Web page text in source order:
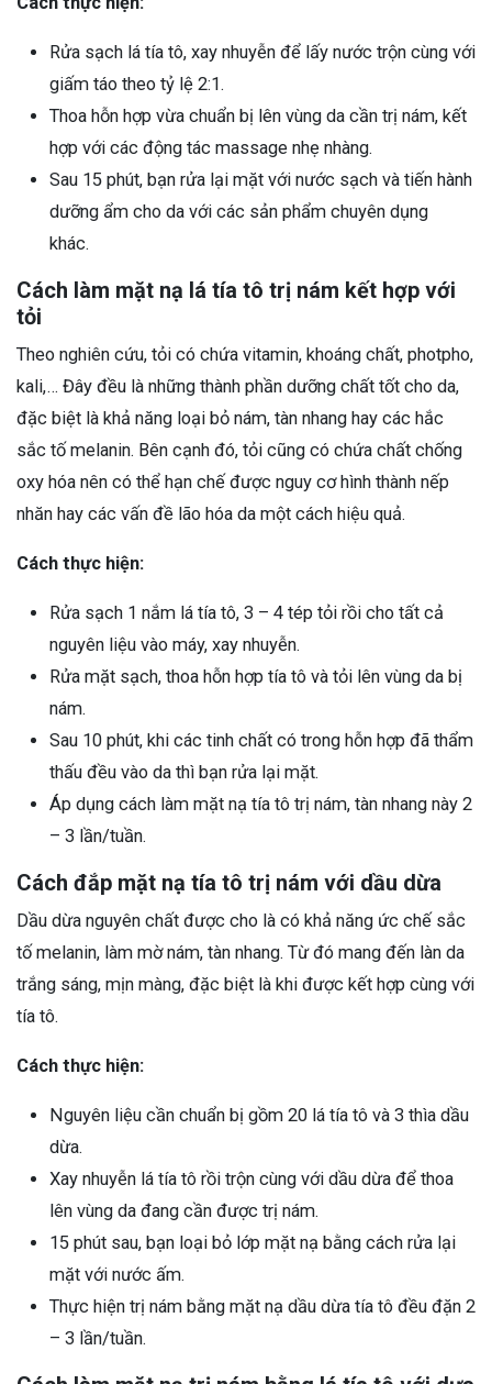
Rửa sạch lá tía tô, xay nhuyễn để lấy nước trộn cùng với
giấm táo theo tỷ lệ 2:1.
Thoa hỗn hợp vừa chuẩn bị lên vùng da cần trị nám, kết
hợp với các động tác massage nhẹ nhàng.
Sau 15 phút, bạn rửa lại mặt với nước sạch và tiến hành
dưỡng ẩm cho da với các sản phẩm chuyên dụng
khác.
Cách làm mặt nạ lá tía tô trị nám kết hợp với
tỏi
Theo nghiên cứu, tỏi có chứa vitamin, khoáng chất, photpho,
kali,… Đây đều là những thành phần dưỡng chất tốt cho da,
đặc biệt là khả năng loại bỏ nám, tàn nhang hay các hắc
sắc tố melanin. Bên cạnh đó, tỏi cũng có chứa chất chống
oxy hóa nên có thể hạn chế được nguy cơ hình thành nếp
nhăn hay các vấn đề lão hóa da một cách hiệu quả.
Cách thực hiện:
Rửa sạch 1 nắm lá tía tô, 3 – 4 tép tỏi rồi cho tất cả
nguyên liệu vào máy, xay nhuyễn.
Rửa mặt sạch, thoa hỗn hợp tía tô và tỏi lên vùng da bị
nám.
Sau 10 phút, khi các tinh chất có trong hỗn hợp đã thẩm
thấu đều vào da thì bạn rửa lại mặt.
Áp dụng cách làm mặt nạ tía tô trị nám, tàn nhang này 2
– 3 lần/tuần.
Cách đắp mặt nạ tía tô trị nám với dầu dừa
Dầu dừa nguyên chất được cho là có khả năng ức chế sắc
tố melanin, làm mờ nám, tàn nhang. Từ đó mang đến làn da
trắng sáng, mịn màng, đặc biệt là khi được kết hợp cùng với
tía tô.
Cách thực hiện:
Nguyên liệu cần chuẩn bị gồm 20 lá tía tô và 3 thìa dầu
dừa.
Xay nhuyễn lá tía tô rồi trộn cùng với dầu dừa để thoa
lên vùng da đang cần được trị nám.
15 phút sau, bạn loại bỏ lớp mặt nạ bằng cách rửa lại
mặt với nước ấm.
Thực hiện trị nám bằng mặt nạ dầu dừa tía tô đều đặn 2
– 3 lần/tuần.